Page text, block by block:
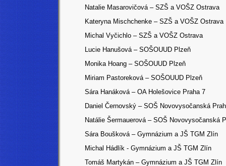
Natalie Masarovičová – SZŠ a VOŠZ Ostrava
Kateryna Mischchenke – SZŠ a VOŠZ Ostrava
Michal Vyčichlo – SZŠ a VOŠZ Ostrava
Lucie Hanušová – SOŠOUUD Plzeň
Monika Hoang – SOŠOUUD Plzeň
Miriam Pastoreková – SOŠOUUD Plzeň
Sára Hanáková – OA Holešovice Praha 7
Daniel Černovský – SOŠ Novovysočanská
Natálie Šermauerová – SOŠ Novovysočanská
Sára Boušková – Gymnázium a JŠ TGM Zlín
Michal Hádlík - Gymnázium a JŠ TGM Zlín
Tomáš Martykán – Gymnázium a JŠ TGM Zlín